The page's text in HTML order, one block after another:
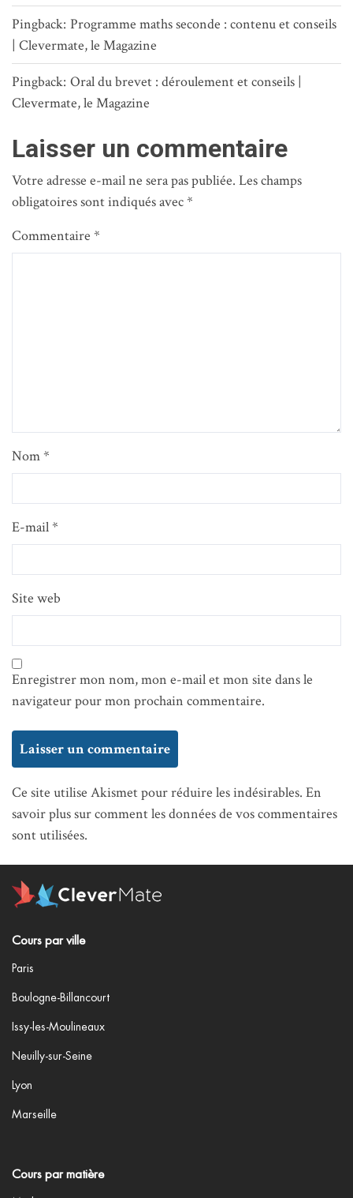
Pingback: Programme maths seconde : contenu et conseils
| Clevermate, le Magazine
Pingback: Oral du brevet : déroulement et conseils |
Clevermate, le Magazine
Laisser un commentaire
Votre adresse e-mail ne sera pas publiée. Les champs
obligatoires sont indiqués avec*
Commentaire *
Nom*
E-mail*
Site web
Enregistrer mon nom, mon e-mail et mon site dans le
navigateur pour mon prochain commentaire.
Ce site utilise Akismet pour réduire les indésirables. En
savoir plus sur comment les données de vos commentaires
sont utilisées.
Cours par ville
Paris
Boulogne-Billancourt
Issy-les-Moulineaux
Neuilly-sur-Seine
Lyon
Marseille
Cours par matière